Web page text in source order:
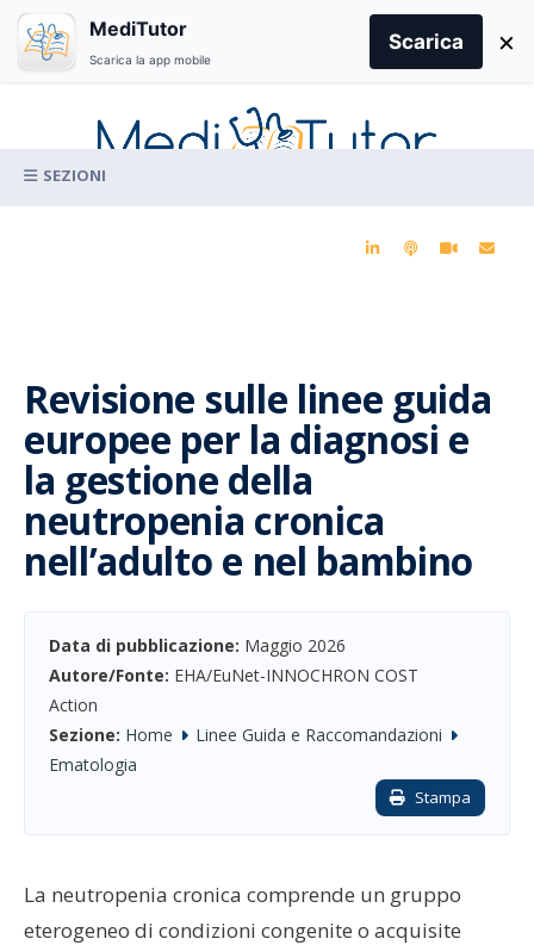
content
Revisione sulle linee guida
europee per la diagnosi e
la gestione della
neutropenia cronica
nell’adulto e nel bambino
Data di pubblicazione: Maggio 2026
Autore/Fonte: EHA/EuNet-INNOCHRON COST
Action
Sezione: Home
Linee Guida e Raccomandazioni
Ematologia
Stampa
La neutropenia cronica comprende un gruppo
eterogeneo di condizioni congenite o acquisite
for:
MediTutor
Scarica la app mobile
Scarica ×